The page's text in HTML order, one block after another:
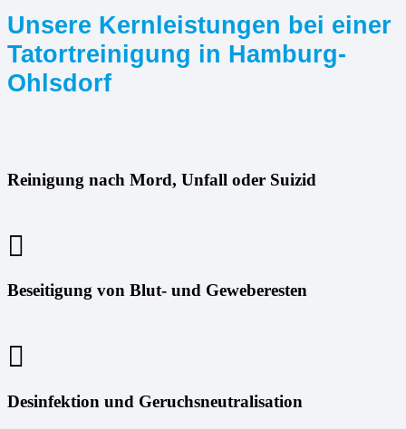
Unsere Kernleistungen bei einer
Tatortreinigung in Hamburg-
Ohlsdorf
Reinigung nach Mord, Unfall oder Suizid
Beseitigung von Blut- und Geweberesten
Desinfektion und Geruchsneutralisation